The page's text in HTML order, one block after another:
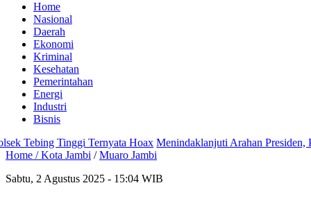
Home
Nasional
Daerah
Ekonomi
Kriminal
Kesehatan
Pemerintahan
Energi
Industri
Bisnis
Tebing Tinggi Ternyata Hoax Menindaklanjuti Arahan Presiden,
Home /Kota Jambi /Muaro Jambi
Sabtu, 2 Agustus 2025 - 15:04 WIB